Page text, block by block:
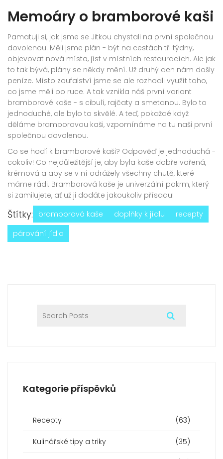
Memoáry o bramborové kaši
Pamatuji si, jak jsme se Jitkou chystali na první společnou
dovolenou. Měli jsme plán - být na cestách tři týdny,
objevovat nová místa, jíst v místních restauracích. Ale jak
to tak bývá, plány se někdy mění. Už druhý den nám došly
peníze. Místo zoufalství jsme se ale rozhodli využít toho,
co jsme měli po ruce. A tak vznikla náš první variant
bramborové kaše - s cibulí, rajčaty a smetanou. Bylo to
jednoduché, ale bylo to skvělé. A teď, pokaždé když
děláme bramborovou kaši, vzpomínáme na tu naši první
společnou dovolenou.
Co se hodí k bramborové kaši? Odpověď je jednoduchá -
cokoliv! Co nejdůležitější je, aby byla kaše dobře vařená,
krémová a aby se v ní odrážely všechny chutě, které
máme rádi. Bramborová kaše je univerzální pokrm, který
si zamilujete, ať už ji dodáte jakoukoliv přísadu!
Štítky: bramborová kaše doplňky k jídlu
recepty
párování jídla
Kategorie příspěvků
Recepty (63)
Kulinářské tipy a triky (35)